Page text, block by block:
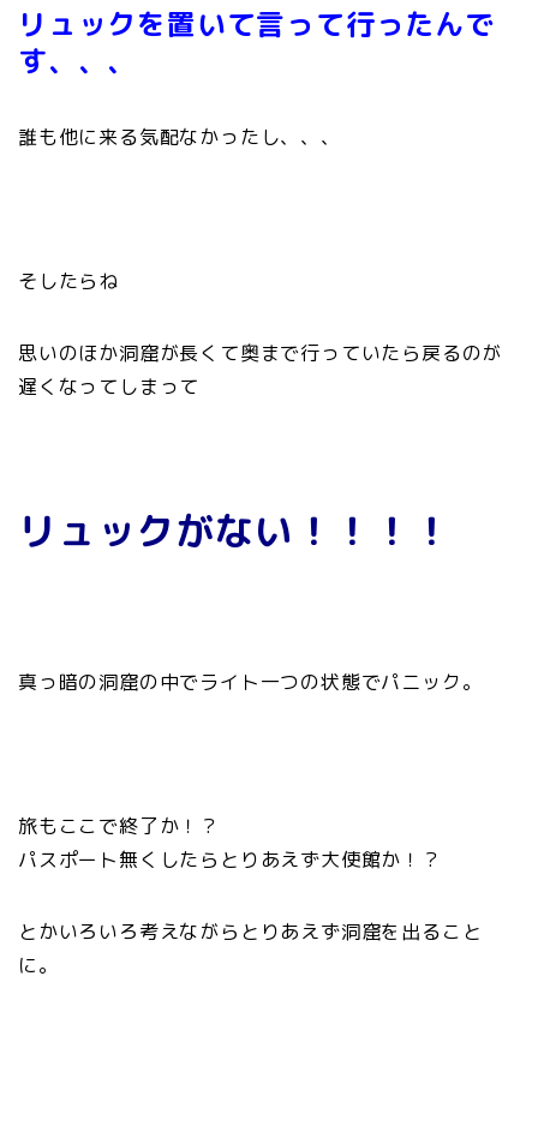
リュックを置いて言って行ったんで
す、、、
誰も他に来る気配なかったし、、、
そしたらね
思いのほか洞窟が長くて奥まで行っていたら戻るのが
遅くなってしまって
リュックがない！！！！
真っ暗の洞窟の中でライト一つの状態でパニック。
旅もここで終了か！？
パスポート無くしたらとりあえず大使館か！？
とかいろいろ考えながらとりあえず洞窟を出ること
に。